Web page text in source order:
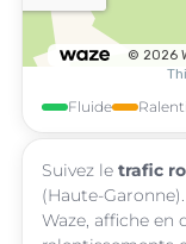
Fluide Ralenti
Suivez le trafic
(Haute-
Waze, affiche en